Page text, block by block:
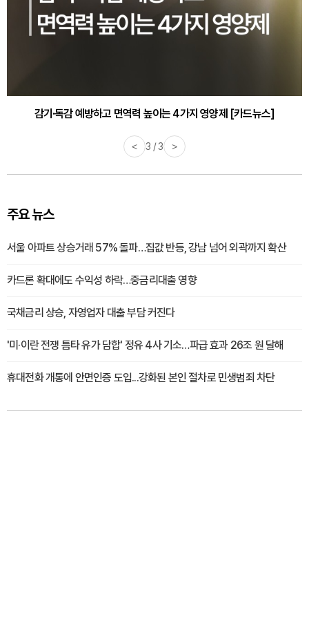
감기·독감 예방하고 면역력 높이는 4가지 영양제 [카드뉴스]
< 3 / 3 >
주요 뉴스
서울 아파트 상승거래 57% 돌파…집값 반등, 강남 넘어 외곽까지 확산
카드론 확대에도 수익성 하락…중금리대출 영향
국채금리 상승, 자영업자 대출 부담 커진다
'미·이란 전쟁 틈타 유가 담합' 정유 4사 기소…파급 효과 26조 원 달해
휴대전화 개통에 안면인증 도입...강화된 본인 절차로 민생범죄 차단